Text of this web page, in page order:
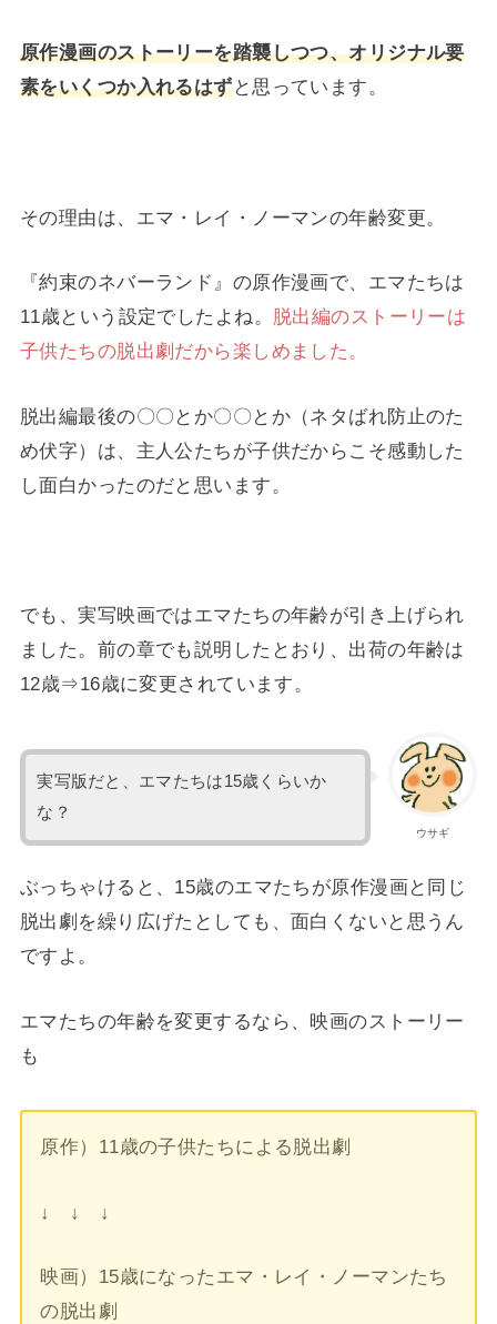
原作漫画のストーリーを踏襲しつつ、オリジナル要
素をいくつか入れるはずと思っています。
その理由は、エマ・レイ・ノーマンの年齢変更。
『約束のネバーランド』の原作漫画で、エマたちは
11歳という設定でしたよね。 脱出編のストーリーは
子供たちの脱出劇だから楽しめました。
脱出編最後の〇〇とか〇〇とか（ネタばれ防止のた
め伏字）は、主人公たちが子供だからこそ感動した
し面白かったのだと思います。
でも、実写映画ではエマたちの年齢が引き上げられ
ました。前の章でも説明したとおり、出荷の年齢は
12歳⇒16歳に変更されています。
ウサギ
実写版だと、エマたちは15歳くらいか
な？
ぶっちゃけると、15歳のエマたちが原作漫画と同じ
脱出劇を繰り広げたとしても、面白くないと思うん
ですよ。
エマたちの年齢を変更するなら、映画のストーリー
も
原作）11歳の子供たちによる脱出劇
↓ ↓ ↓
映画）15歳になったエマ・レイ・ノーマンたち
の脱出劇